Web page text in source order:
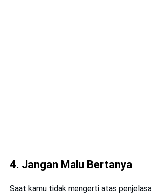
4. Jangan Malu Bertanya
Saat kamu tidak mengerti atas